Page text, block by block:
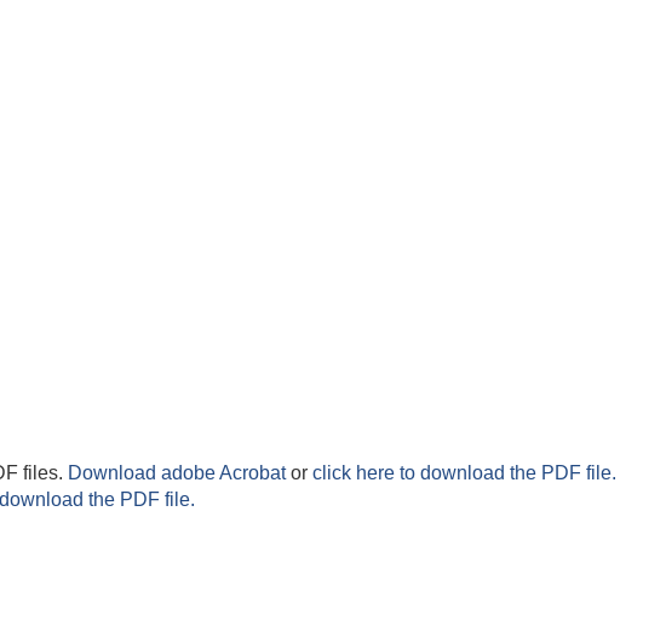
files. Download adobe Acrobator click here to download the PDF file.
the PDF file.